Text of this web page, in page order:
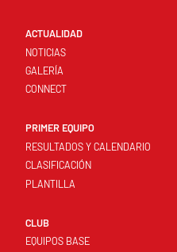
ACTUALIDAD
NOTICIAS
GALERÍA
CONNECT
PRIMER EQUIPO
RESULTADOS Y CALENDARIO
CLASIFICACIÓN
PLANTILLA
CLUB
EQUIPOS BASE